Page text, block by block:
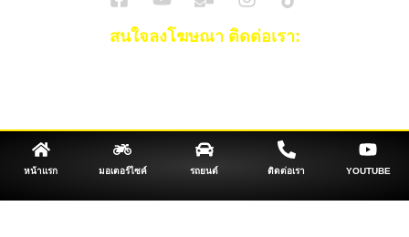
หน้าแรก มอเตอร์ไซค์ รถยนต์ ติดต่อเรา YOUTUBE
สนใจลงโฆษณา ติดต่อเรา: